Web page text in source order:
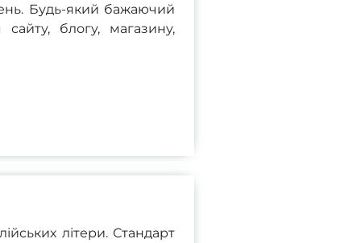
Будь-який бажаючий
блогу, магазину,
літери. Стандарт